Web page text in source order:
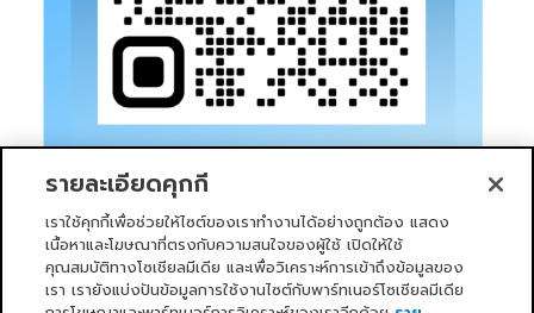
รายละเอียดคุกกี้
เราใช้คุกกี้เพื่อช่วยให้ไซต์ของเราทำงานได้อย่างถูกต้อง แสดง
เนื้อหาและโฆษณาที่ตรงกับความสนใจของผู้ใช้ เปิดให้ใช้
คุณสมบัติทางโซเชียลมีเดีย และเพื่อวิเคราะห์การเข้าถึงข้อมูลของ
เรา เรายังแบ่งปันข้อมูลการใช้งานไซต์กับพาร์ทเนอร์โซเชียลมีเดีย